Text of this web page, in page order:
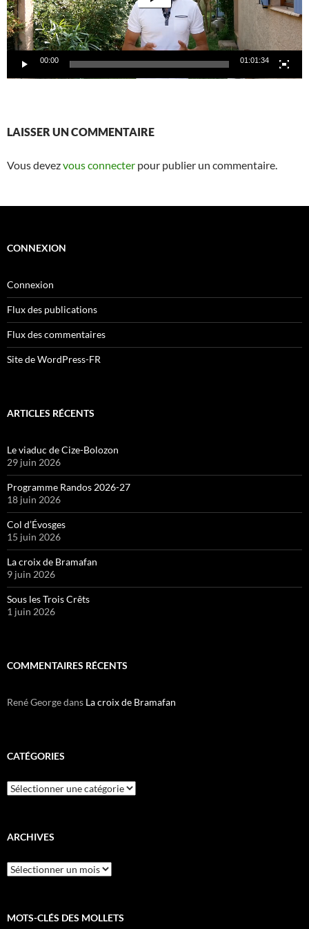
00:00 01:01:34
LAISSER UN COMMENTAIRE
Vous devezvous connecter pour publier un commentaire.
CONNEXION
Connexion
Flux des publications
Flux des commentaires
Site de WordPress-FR
ARTICLES RÉCENTS
Le viaduc de Cize-Bolozon
29 juin 2026
Programme Randos 2026-27
18 juin 2026
Col d’Évosges
15 juin 2026
La croix de Bramafan
9 juin 2026
Sous les Trois Crêts
1 juin 2026
COMMENTAIRES RÉCENTS
René Georgedans La croix de Bramafan
CATÉGORIES
Catégories
ARCHIVES
Archives
MOTS-CLÉS DES MOLLETS